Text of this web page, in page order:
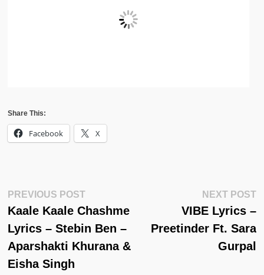
Share This:
Facebook X
Post
Navigation
PREVIOUS POSTPrevious
Post:
Kaale Kaale Chashme
Lyrics – Stebin Ben –
Aparshakti Khurana &
Eisha Singh
NEXT POST
VIBE Lyrics –
Preetinder Ft. Sara
Gurpal